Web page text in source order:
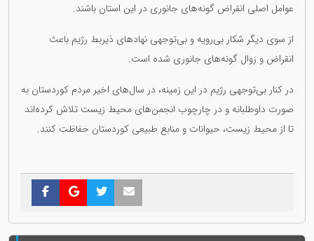
عوامل اصلی انقراض گونه‌های جانوری در این استان باشند.
از سوی دیگر شکار بی‌رویه و بی‌توجهی نهادهای ذیربط رژیم باعث
انقراض و زوال گونه‌های جانوری شده است.
در کنار بی‌توجهی رژیم در این زمینه، در سال‌های اخیر مردم کوردستان به
صورت داوطلبانه و در چارچوب انجمن‌های محیط زیست تلاش کرده‌اند
تا از محیط زیست، حیوانات و منابع طبیعی کوردستان حفاظت کنند.